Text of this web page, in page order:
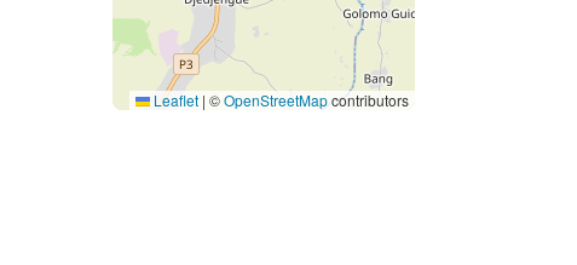
Leaflet | ©OpenStreetMapcontributors